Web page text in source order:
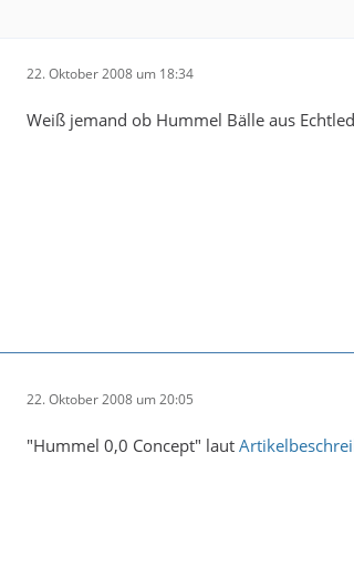
22. Oktober 2008 um 18:34
Weiß jemand ob Hummel Bälle aus
22. Oktober 2008 um 20:05
"Hummel 0,0 Concept" laut